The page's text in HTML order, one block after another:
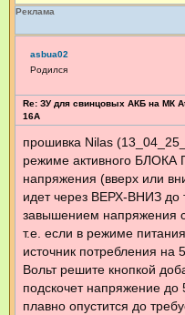
Реклама
asbua02
Родился
Re: ЗУ для свинцовых АКБ на МК
16А
прошивка Nilas
режиме активного
напряжения (вверх или
идет через ВЕРХ-ВНИЗ до
завышением напряжения
т.е. если в режиме
источник потребления
Вольт решите кнопкой
подскочет напряжение до
плавно опустится до